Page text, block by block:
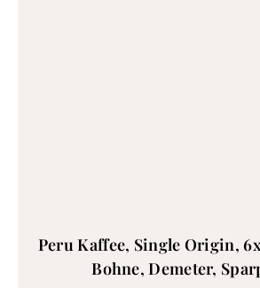
Peru Kaffee, Single Origin,
Bohne, Demeter,